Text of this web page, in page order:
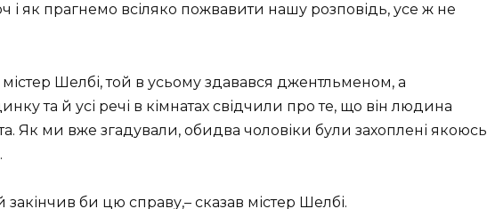
і як прагнемо всіляко пожвавити нашу розповідь, усе ж не
Шелбі, той в усьому здавався джентльменом, а
та й усі речі в кімнатах свідчили про те, що він людина
Як ми вже згадували, обидва чоловіки були захоплені якоюсь
закінчив би цю справу,– сказав містер Шелбі.